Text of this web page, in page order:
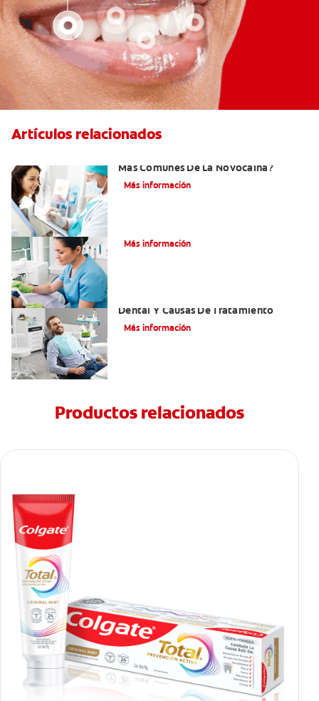
Artículos relacionados
Más Comunes De La Novocaína?
Más información
Más información
Dental Y Causas De Tratamiento
Más información
Productos relacionados